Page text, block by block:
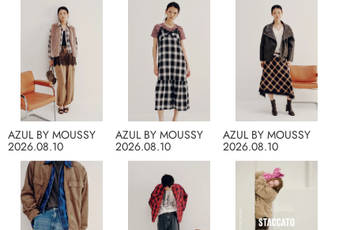
2026.08.10
AZUL BY MOUSSY
2026.08.10
AZUL BY MOUSSY
2026.08.10
AZUL BY MOUSSY